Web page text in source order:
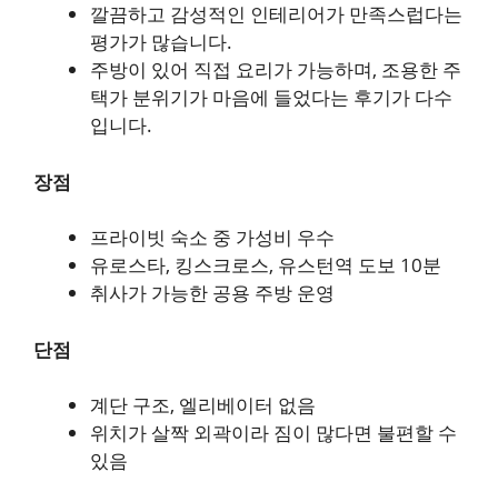
깔끔하고 감성적인 인테리어가 만족스럽다는
평가가 많습니다.
주방이 있어 직접 요리가 가능하며, 조용한 주
택가 분위기가 마음에 들었다는 후기가 다수
입니다.
장점
프라이빗 숙소 중 가성비 우수
유로스타, 킹스크로스, 유스턴역 도보 10분
취사가 가능한 공용 주방 운영
단점
계단 구조, 엘리베이터 없음
위치가 살짝 외곽이라 짐이 많다면 불편할 수
있음